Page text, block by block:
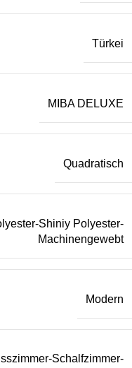
Türkei
MIBA DELUXE
Quadratisch
Shiniy Polyester-
Machinengewebt
Modern
Schalfzimmer-